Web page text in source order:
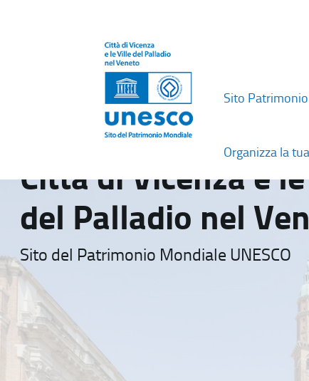
Sito
Organizza la
Città di Vicenza e
del Palladio nel
Sito del Patrimonio Mondiale UNESCO